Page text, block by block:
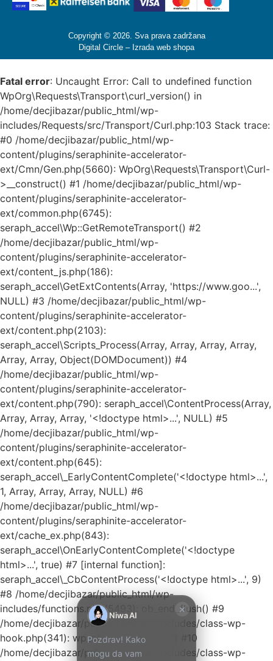
Copyright © 2026. Sva prava zadržana
Digital Circle – Izrada web shopa
Kako mogu da
pomognem?
Zdravo! Ja sam
Niwa Ai
Asistent. Pitajte
me šta god o
ovom sajtu ili
mogu da
pomognem.
Fatal error: Uncaught Error: Call to undefined function
WpOrg\Requests\Transport\curl_version() in
/home/decjibazar/public_html/wp-
includes/Requests/src/Transport/Curl.php:103 Stack trace:
#0 /home/decjibazar/public_html/wp-
content/plugins/seraphinite-accelerator-
ext/Cmn/Gen.php(5660): WpOrg\Requests\Transport\Curl-
>__construct() #1 /home/decjibazar/public_html/wp-
content/plugins/seraphinite-accelerator-
ext/common.php(6745):
seraph_accel\Wp::GetRemoteTransport() #2
/home/decjibazar/public_html/wp-
content/plugins/seraphinite-accelerator-
ext/content_js.php(186):
seraph_accel\GetExtContents(Array, 'https://www.goo...',
NULL) #3 /home/decjibazar/public_html/wp-
content/plugins/seraphinite-accelerator-
ext/content.php(2103):
seraph_accel\Scripts_Process(Array, Array, Array, Array,
Array, Array, Object(DOMDocument)) #4
/home/decjibazar/public_html/wp-
content/plugins/seraphinite-accelerator-
ext/content.php(790): seraph_accel\ContentProcess(Array,
Array, Array, Array, '<!doctype html>...', NULL) #5
/home/decjibazar/public_html/wp-
content/plugins/seraphinite-accelerator-
ext/content.php(645):
seraph_accel\_EarlyContentComplete('<!doctype html>...',
1, Array, Array, Array, NULL) #6
/home/decjibazar/public_html/wp-
content/plugins/seraphinite-accelerator-
ext/cache_ex.php(843):
seraph_accel\OnEarlyContentComplete('<!doctype
html>...', true) #7 [internal function]:
seraph_accel\_CbContentProcess('<!doctype html>...', 9)
#8 /home/decjibazar/public_html/wp-
includes/functions.php(5493): ob_end_flush() #9
/home/decjibazar/public_html/wp-includes/class-wp-
hook.php(341): wp_ob_end_flush_all('') #10
/home/decjibazar/public_html/wp-includes/class-wp-
×
Niwa AI
Pozdrav! Kako
mogu da vam